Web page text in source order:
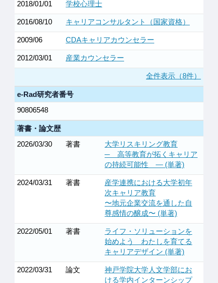
2018/01/01 学校心理士
2016/08/10 キャリアコンサルタント（国家資格）
2009/06 CDAキャリアカウンセラー
2012/03/01 産業カウンセラー
全件表示（8件）
e-Rad研究者番号
90806548
著書・論文歴
2026/03/30
著書
大学リスキリング教育
─ 高等教育が拓くキャリア
の持続可能性 ― (単著)
2024/03/31 著書
産学連携における大学初年
次キャリア教育
〜地元企業交流を通した自
尊感情の醸成〜 (単著)
2022/05/01 著書
ライフ・ソリューションを
始めよう わたしを育てる
キャリアデザイン (単著)
2022/03/31 論文
神戸学院大学人文学部にお
ける学内インターンシップ